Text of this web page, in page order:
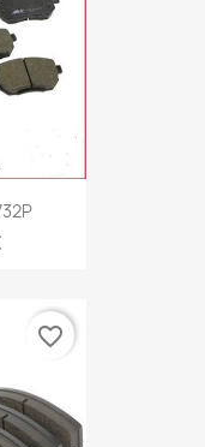
favorite_border